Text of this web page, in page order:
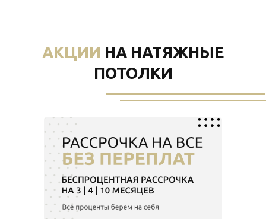
АКЦИИ НА НАТЯЖНЫЕ
ПОТОЛКИ